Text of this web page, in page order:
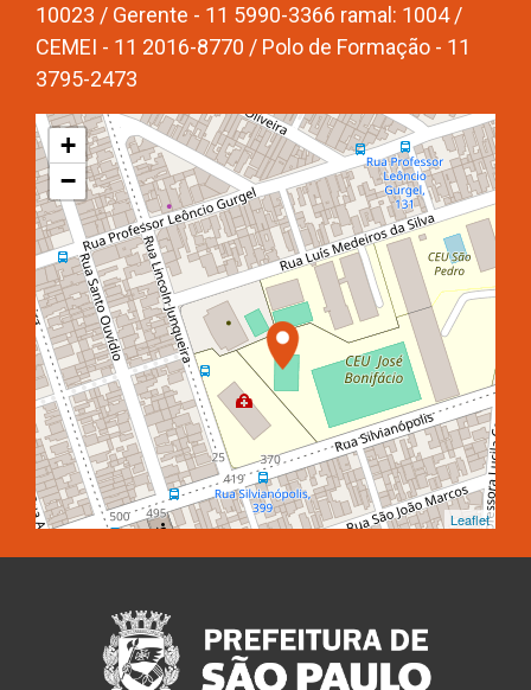
10023 / Gerente - 11 5990-3366 ramal: 1004 /
CEMEI - 11 2016-8770 / Polo de Formação - 11
3795-2473
+
−
Leaflet